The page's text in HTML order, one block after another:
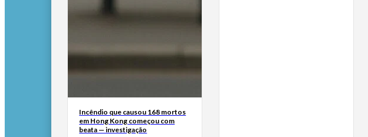
Incêndio que causou 168 mortos
em Hong Kong começou com
beata — investigação